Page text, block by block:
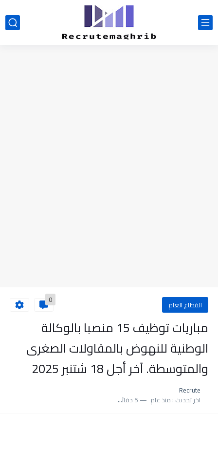
القطاع العام 0
مباريات توظيف 15 منصبا بالوكالة
الوطنية للنهوض بالمقاولات الصغرى
والمتوسطة. آخر أجل 18 شتنبر 2025
Recrute
اخر تحديث : منذ عام 5 دقائق للقراءة